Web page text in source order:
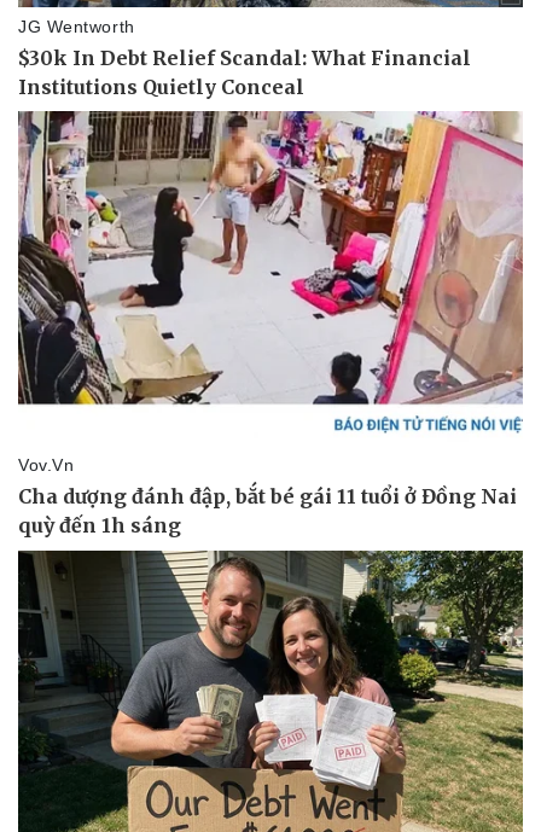
Pháp luật
Vụ án
Tin nóng
Tư vấn luật
Quân sự - Quốc phòng
Vũ khí
Việt Nam
Phân tích